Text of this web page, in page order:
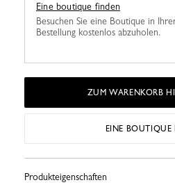
Eine boutique finden
Besuchen Sie eine Boutique in
Bestellung kostenlos abzuholen.
ZUM WARENKORB
EINE BOUTIQUE
Produkteigenschaften